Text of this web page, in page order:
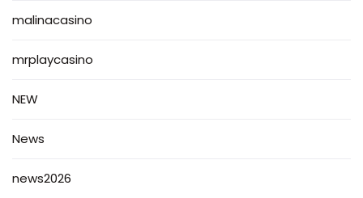
malinacasino
mrplaycasino
NEW
News
news2026